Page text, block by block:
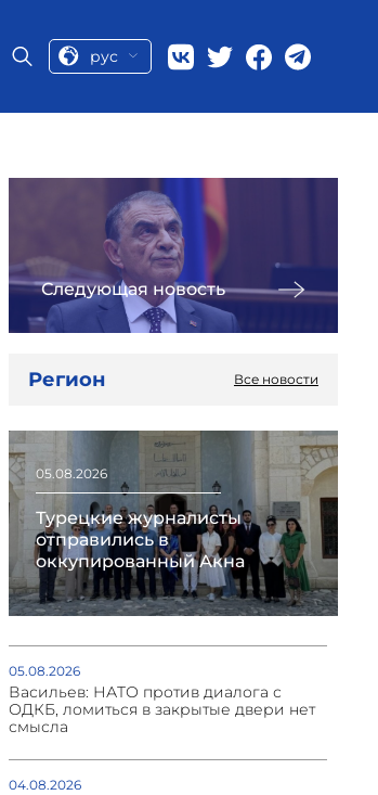
рус
Следующая новость
Регион Все новости
05.08.2026
Турецкие журналисты
отправились в
оккупированный Акна
05.08.2026
Васильев: НАТО против диалога с
ОДКБ, ломиться в закрытые двери нет
смысла
04.08.2026